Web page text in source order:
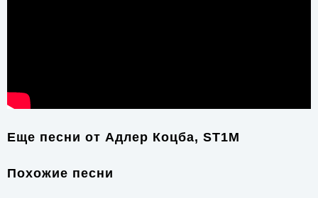
Еще песни от Адлер Коцба, ST1M
Похожие песни